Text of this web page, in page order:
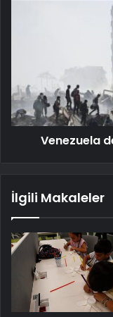
Venezuela
İlgili Makaleler